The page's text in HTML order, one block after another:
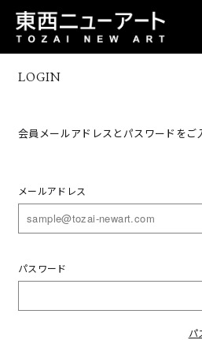
LOGIN
会員メールアドレスとパスワードをご
メールアドレス
パスワード
パ